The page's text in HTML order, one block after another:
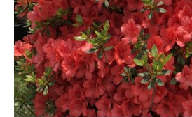
物，种植一定要提供酸性土，保证好疏